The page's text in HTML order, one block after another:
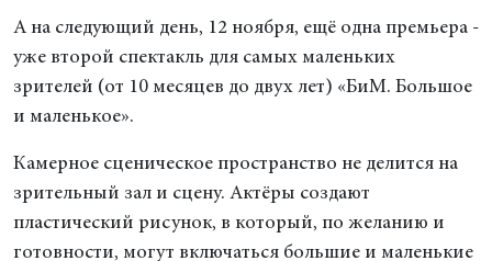
А на следующий день, 12 ноября, ещё одна премьера -
уже второй спектакль для самых маленьких
зрителей (от 10 месяцев до двух лет) «БиМ. Большое
и маленькое».
Камерное сценическое пространство не делится на
зрительный зал и сцену. Актёры создают
пластический рисунок, в который, по желанию и
готовности, могут включаться большие и маленькие